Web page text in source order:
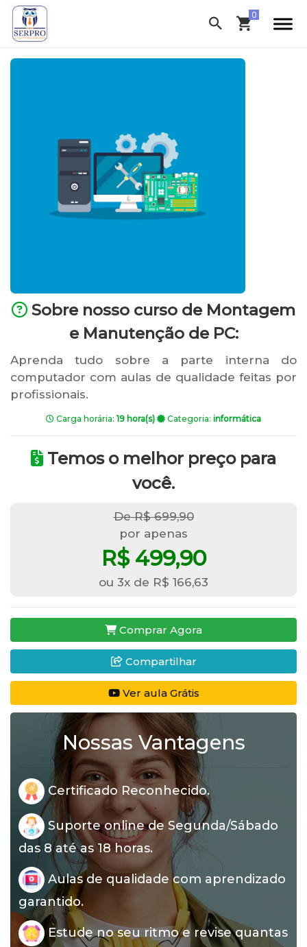
Sobre nosso curso de Montagem
e Manutenção de PC:
Aprenda tudo sobre a parte interna do
computador com aulas de qualidade feitas por
profissionais.
Carga horária: 19 hora(s) Categoria: informática
Temos o melhor preço para
você.
De R$ 699,90
por apenas
R$ 499,90
ou 3x de R$ 166,63
Comprar Agora
Compartilhar
Ver aula Grátis
Nossas Vantagens
Certificado Reconhecido.
Suporte online de Segunda/Sábado
das 8 até as 18 horas.
Aulas de qualidade com aprendizado
garantido.
Estude no seu ritmo e revise quantas